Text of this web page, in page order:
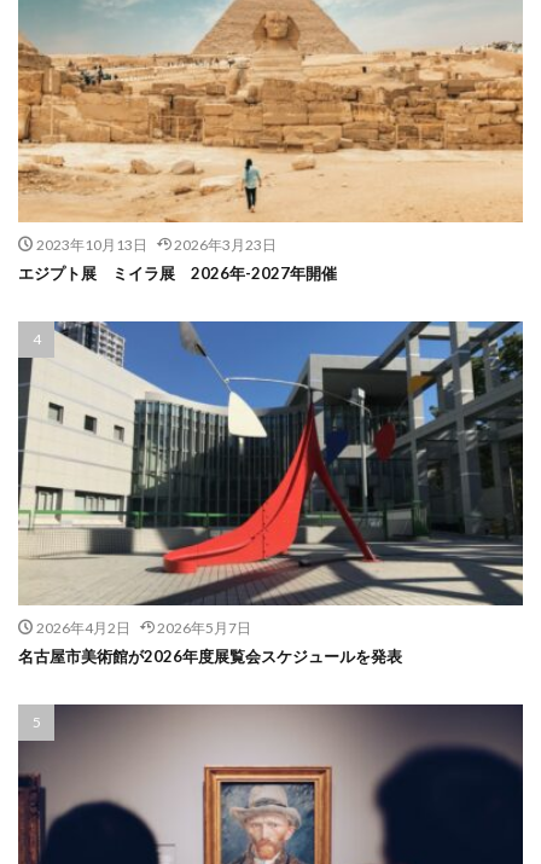
2023年10月13日 2026年3月23日
エジプト展 ミイラ展 2026年-2027年開催
2026年4月2日 2026年5月7日
名古屋市美術館が2026年度展覧会スケジュールを発表